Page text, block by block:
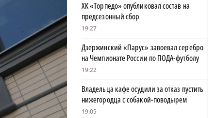
ХК «Торпедо» опубликовал состав на
предсезонный сбор
19:27
Дзержинский «Парус» завоевал серебро
на Чемпионате России по ПОДА-футболу
19:22
Владельца кафе осудили за отказ пустить
нижегородца с собакой-поводырем
19:05